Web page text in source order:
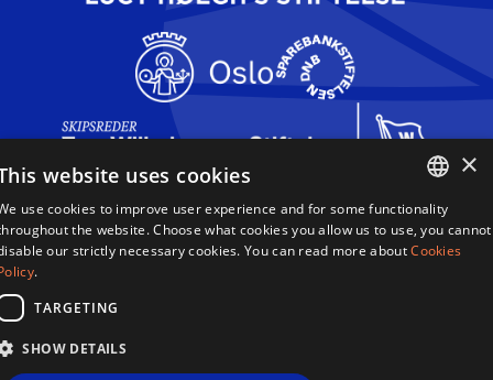
Dronning Sonja Sangkonkurranse
Haakon VIIs gate 2,
0161 Oslo,
Informasjonskapsler
ENGLISH
×
website uses cookies
use cookies to improve user experience and for some functionality
the website. Choose what cookies you allow us to use, you cannot
our strictly necessary cookies. You can read more aboutCookies
.
TARGETING
SHOW DETAILS